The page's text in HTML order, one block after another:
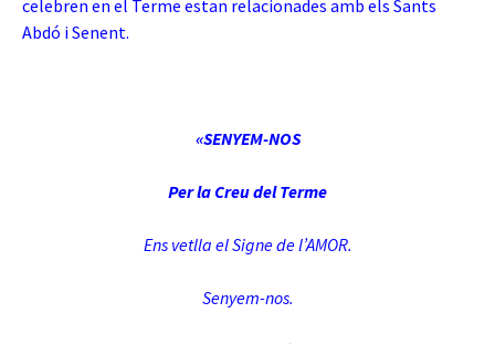
celebren en el Terme estan relacionades amb els Sants
Abdó i Senent.
«SENYEM-NOS
Per la Creu del Terme
Ens vetlla el Signe de l’AMOR.
Senyem-nos.